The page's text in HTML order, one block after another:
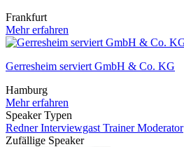
Frankfurt
Mehr erfahren
Gerresheim serviert GmbH & Co. KG
Hamburg
Mehr erfahren
Speaker Typen
RednerInterviewgast TrainerModerator
Zufällige Speaker